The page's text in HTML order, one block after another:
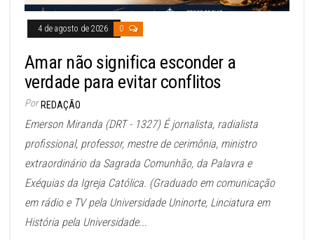
4 de agosto de 2026 0
Amar não significa esconder a
verdade para evitar conflitos
Por REDAÇÃO
Emerson Miranda (DRT - 1327) É jornalista, radialista
profissional, professor, mestre de cerimônia, ministro
extraordinário da Sagrada Comunhão, da Palavra e
Exéquias da Igreja Católica. (Graduado em comunicação
em rádio e TV pela Universidade Uninorte, Linciatura em
História pela Universidade...